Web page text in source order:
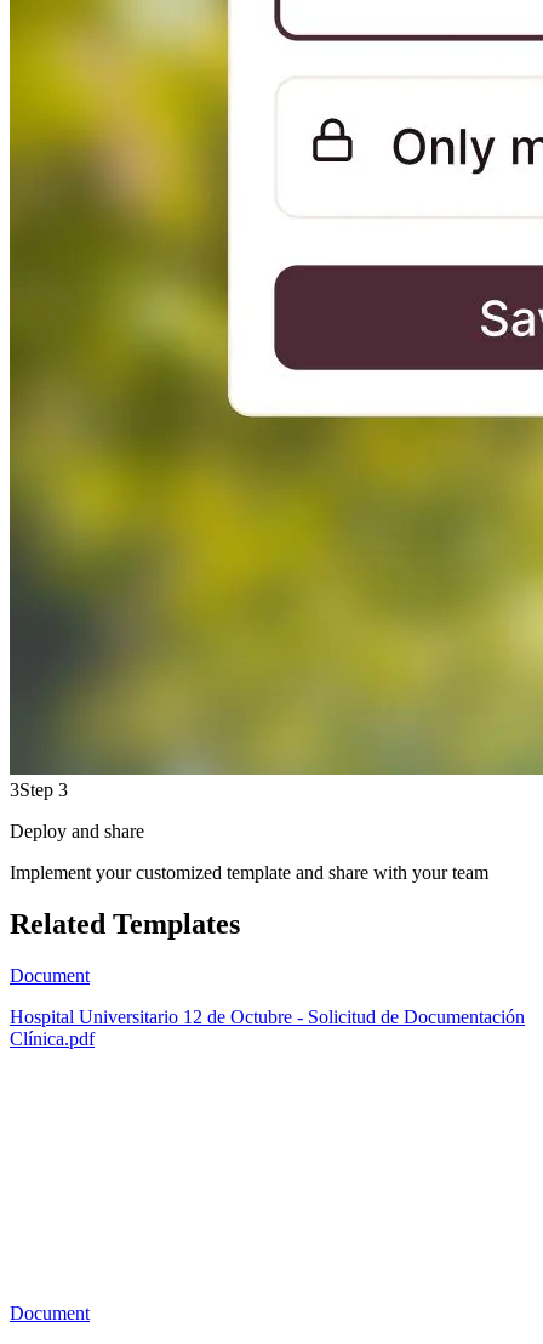
3Step 3
Deploy and share
Implement your customized template and share with your team
Related Templates
Document
Hospital Universitario 12 de Octubre - Solicitud de Documentación
Clínica.pdf
Document